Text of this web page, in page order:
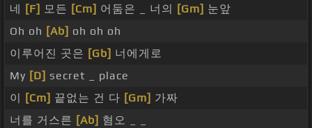
네
[F] 모든 [Cm] 어둠은 _ 너의 [Gm] 눈앞
Oh oh [Ab] oh oh oh
이루어진 곳은 [Gb] 너에게로
My [D] secret _ place
이
[Cm] 끝없는 건 다 [Gm] 가짜
너를 거스른 [Ab] 혐오 _ _